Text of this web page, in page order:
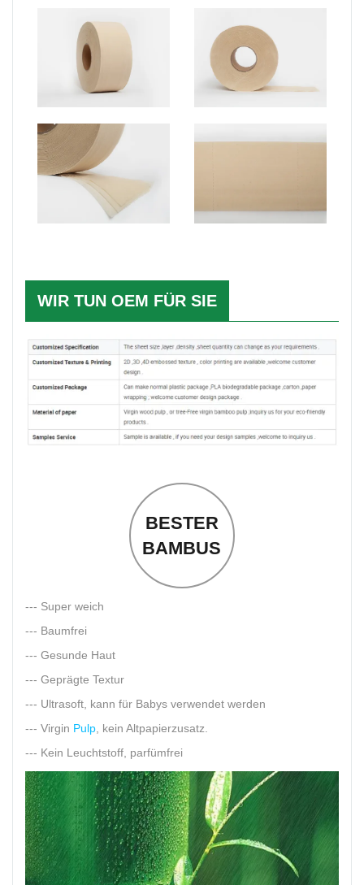
WIR TUN OEM FÜR SIE
BESTER
BAMBUS
--- Super weich
--- Baumfrei
--- Gesunde Haut
--- Geprägte Textur
--- Ultrasoft, kann für Babys verwendet werden
--- Virgin Pulp , kein Altpapierzusatz.
--- Kein Leuchtstoff, parfümfrei